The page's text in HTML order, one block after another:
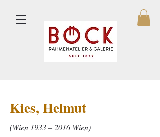
Kies, Helmut
(Wien 1933 – 2016 Wien)